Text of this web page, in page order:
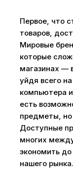
Первое, что
товаров,
Мировые
которые
магазинах —
уйдя всего
компьютера
есть
предметы, но
Доступные
многих
экономить
нашего рынка.